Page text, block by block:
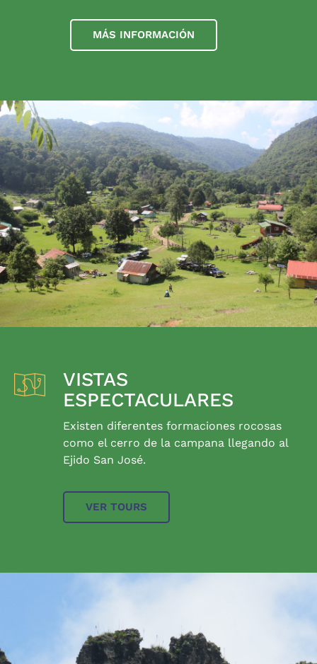
MÁS INFORMACIÓN
VISTAS
ESPECTACULARES
Existen diferentes formaciones rocosas
como el cerro de la campana llegando al
Ejido San José.
VER TOURS